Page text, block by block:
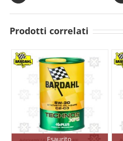
Prodotti correlati
Esaurito